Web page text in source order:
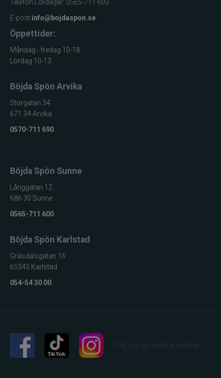
Telefon Lördagar: 0565-711 600
E-post:info@bojdaspon.se
Öppettider:
Måndag - fredag 10-18
Lördag 10-13
Böjda Spön Arvika
Storgatan 34
671 34 Arvika
0570-711 690
Böjda Spön Sunne
Långgatan 12
686 30 Sunne
0565-711 600
Böjda Spön Karlstad
Gräsdalsgatan 16
65343 Karlstad
054-54 30 00